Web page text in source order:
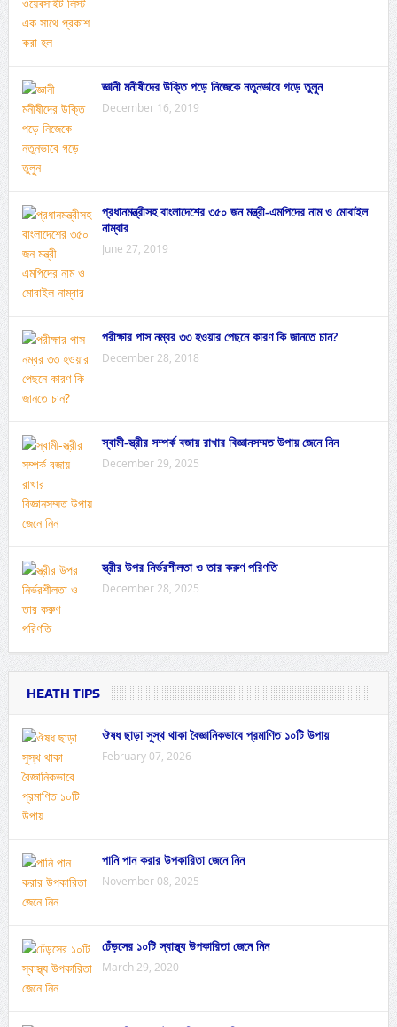
জ্ঞানী মনীষীদের উক্তি পড়ে নিজেকে নতুনভাবে গড়ে তুলুন
December 16, 2019
প্রধানমন্ত্রীসহ বাংলাদেশের ৩৫০ জন মন্ত্রী-এমপিদের নাম ও মোবাইল
নাম্বার
June 27, 2019
পরীক্ষার পাস নম্বর ৩৩ হওয়ার পেছনে কারণ কি জানতে চান?
December 28, 2018
স্বামী-স্ত্রীর সম্পর্ক বজায় রাখার বিজ্ঞানসম্মত উপায় জেনে নিন
December 29, 2025
স্ত্রীর উপর নির্ভরশীলতা ও তার করুণ পরিণতি
December 28, 2025
HEATH TIPS
ঔষধ ছাড়া সুস্থ থাকা বৈজ্ঞানিকভাবে প্রমাণিত ১০টি উপায়
February 07, 2026
পানি পান করার উপকারিতা জেনে নিন
November 08, 2025
ঢেঁড়সের ১০টি স্বাস্থ্য উপকারিতা জেনে নিন
March 29, 2020